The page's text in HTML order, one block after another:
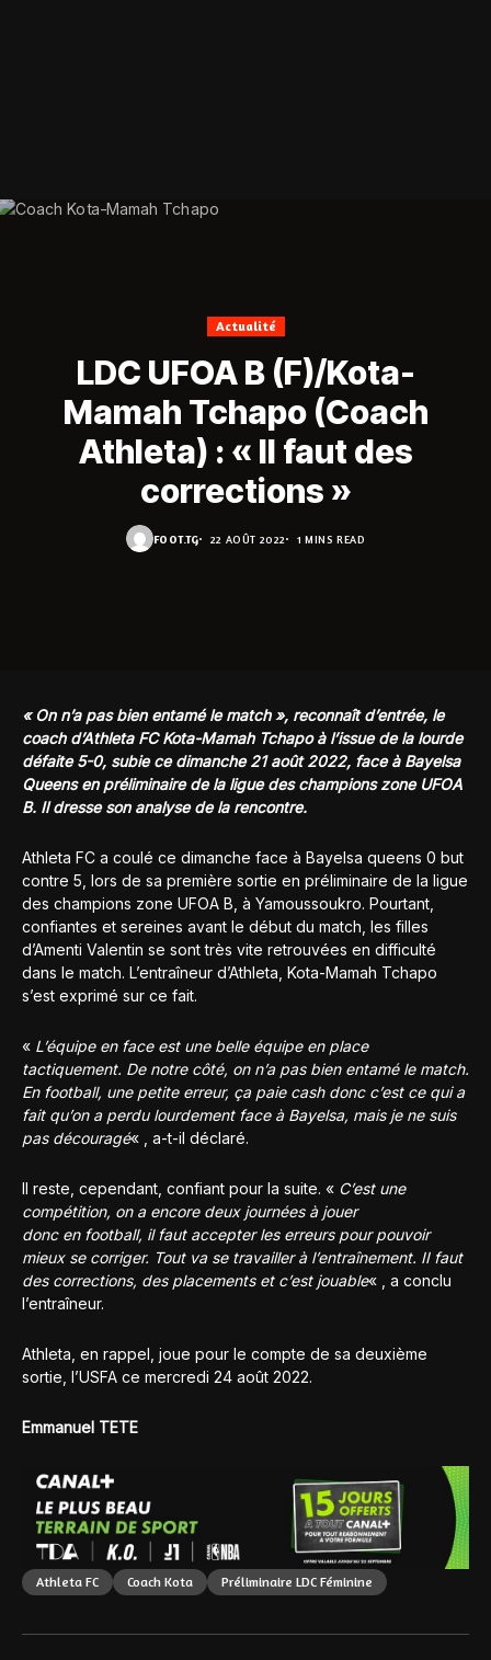
Actualité
LDC UFOA B (F)/Kota-
Mamah Tchapo (Coach
Athleta) : « II faut des
corrections »
FOOT.TG 22 AOÛT 2022 1 MINS READ
« On n’a pas bien entamé le match », reconnaît d’entrée, le
coach d’Athleta FC Kota-Mamah Tchapo à l’issue de la lourde
défaite 5-0, subie ce dimanche 21 août 2022, face à Bayelsa
Queens en préliminaire de la ligue des champions zone UFOA
B. Il dresse son analyse de la rencontre.
Athleta FC a coulé ce dimanche face à Bayelsa queens 0 but
contre 5, lors de sa première sortie en préliminaire de la ligue
des champions zone UFOA B, à Yamoussoukro. Pourtant,
confiantes et sereines avant le début du match, les filles
d’Amenti Valentin se sont très vite retrouvées en difficulté
dans le match. L’entraîneur d’Athleta, Kota-Mamah Tchapo
s’est exprimé sur ce fait.
« L’équipe en face est une belle équipe en place
tactiquement. De notre côté, on n’a pas bien entamé le match.
En football, une petite erreur, ça paie cash donc c’est ce qui a
fait qu’on a perdu lourdement face à Bayelsa, mais je ne suis
pas découragé« , a-t-il déclaré.
Il reste, cependant, confiant pour la suite. « C’est une
compétition, on a encore deux journées à jouer
donc en football, il faut accepter les erreurs pour pouvoir
mieux se corriger. Tout va se travailler à l’entraînement. II faut
des corrections, des placements et c’est jouable« , a conclu
l’entraîneur.
Athleta, en rappel, joue pour le compte de sa deuxième
sortie, l’USFA ce mercredi 24 août 2022.
Emmanuel TETE
Athleta FC Coach Kota Préliminaire LDC Féminine